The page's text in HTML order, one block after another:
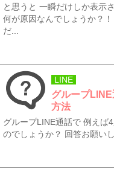
と思うと 一瞬だけしか表示
何が原因なんでしょうか？
だ...
LINE
グループ
方法
グループLINE通話で 例えば
のでしょうか？ 回答お願い